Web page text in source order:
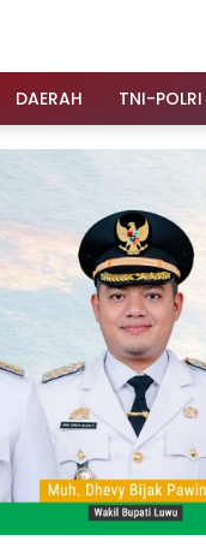
DAERAH TNI-POLRI